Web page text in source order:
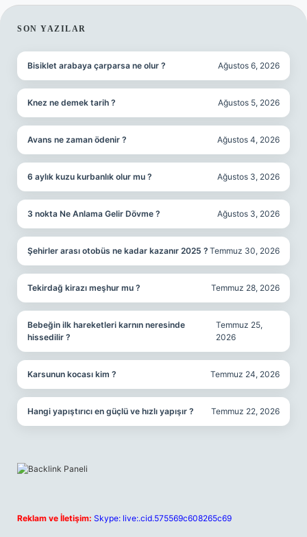
SIDEBAR
SON YAZILAR
Bisiklet arabaya çarparsa ne olur ? Ağustos 6, 2026
Knez ne demek tarih ? Ağustos 5, 2026
Avans ne zaman ödenir ? Ağustos 4, 2026
6 aylık kuzu kurbanlık olur mu ? Ağustos 3, 2026
3 nokta Ne Anlama Gelir Dövme ? Ağustos 3, 2026
Şehirler arası otobüs ne kadar kazanır 2025 ? Temmuz 30, 2026
Tekirdağ kirazı meşhur mu ? Temmuz 28, 2026
Bebeğin ilk hareketleri karnın neresinde
hissedilir ?
Temmuz 25,
2026
Karsunun kocası kim ? Temmuz 24, 2026
Hangi yapıştırıcı en güçlü ve hızlı yapışır ? Temmuz 22, 2026
Reklam ve İletişim: Skype: live:.cid.575569c608265c69